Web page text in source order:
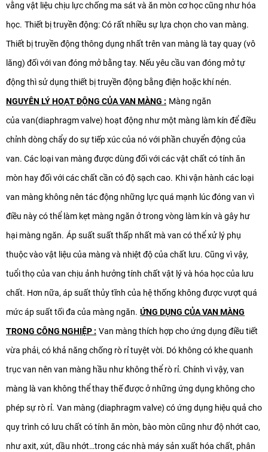
vằng vật liệu chịu lực chống ma sát và ăn mòn cơ học cũng như hóa
học. Thiết bị truyền động: Có rất nhiều sự lựa chọn cho van màng.
Thiết bị truyền động thông dụng nhất trên van màng là tay quay (vô
lăng) đối với van đóng mở bằng tay. Nếu yêu cầu van đóng mở tự
động thì sử dụng thiết bị truyền động bằng điện hoặc khí nén.
NGUYÊN LÝ HOẠT ĐỘNG CỦA VAN MÀNG : Màng ngăn
của van(diaphragm valve) hoạt động như một màng làm kín để điều
chỉnh dòng chẩy do sự tiếp xúc của nó với phần chuyển động của
van. Các loại van màng được dùng đối với các vật chất có tính ăn
mòn hay đối với các chất cần có độ sạch cao. Khi vận hành các loại
van màng không nên tác động những lực quá mạnh lúc đóng van vì
điều này có thể làm kẹt màng ngăn ở trong vòng làm kín và gây hư
hại màng ngăn. Áp suất suất thấp nhất mà van có thể xử lý phụ
thuộc vào vật liệu của màng và nhiệt độ của chất lưu. Cũng vì vậy,
tuổi thọ của van chịu ảnh hưởng tính chất vật lý và hóa học của lưu
chất. Hơn nữa, áp suất thủy tĩnh của hệ thống không được vượt quá
mức áp suất tối đa của màng ngăn. ỨNG DỤNG CỦA VAN MÀNG
TRONG CÔNG NGHIỆP : Van màng thích hợp cho ứng dụng điều tiết
vừa phải, có khả năng chống rò rỉ tuyệt vời. Dó không có khe quanh
trục van nên van màng hầu như không thể rò rỉ. Chính vì vậy, van
màng là van không thể thay thế được ở những ứng dụng không cho
phép sự rò rỉ. Van màng (diaphragm valve) có ứng dụng hiệu quả cho
quy trình có lưu chất có tính ăn mòn, bào mòn cũng như độ nhớt cao,
như axit, xút, dầu nhớt…trong các nhà máy sản xuất hóa chất, phân